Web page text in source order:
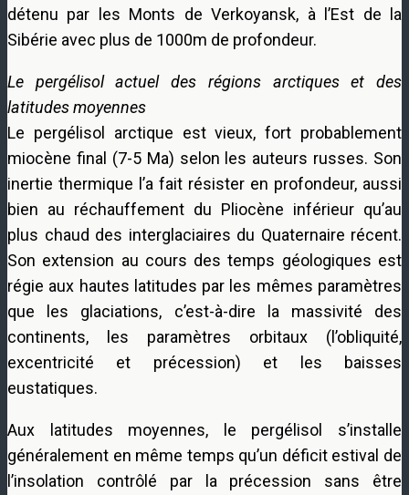
détenu par les Monts de Verkoyansk, à l’Est de la
Sibérie avec plus de 1000m de profondeur.
Le pergélisol actuel des régions arctiques et des
latitudes moyennes
Le pergélisol arctique est vieux, fort probablement
miocène final (7-5 Ma) selon les auteurs russes. Son
inertie thermique l’a fait résister en profondeur, aussi
bien au réchauffement du Pliocène inférieur qu’au
plus chaud des interglaciaires du Quaternaire récent.
Son extension au cours des temps géologiques est
régie aux hautes latitudes par les mêmes paramètres
que les glaciations, c’est-à-dire la massivité des
continents, les paramètres orbitaux (l’obliquité,
excentricité et précession) et les baisses
eustatiques.
Aux latitudes moyennes, le pergélisol s’installe
généralement en même temps qu’un déficit estival de
l’insolation contrôlé par la précession sans être